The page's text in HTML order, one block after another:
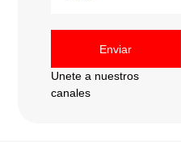
Enviar
Unete a nuestros
canales